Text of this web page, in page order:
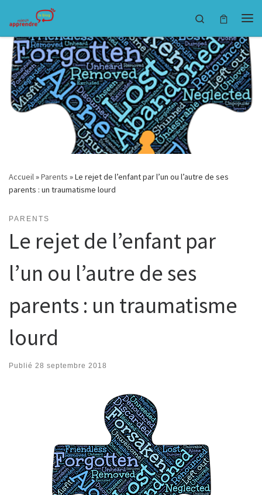
Passer au contenu Search
Accueil»Parents »Le rejet de l’enfant par l’un ou l’autre de ses
parents : un traumatisme lourd
PARENTS
Le rejet de l’enfant par
l’un ou l’autre de ses
parents : un traumatisme
lourd
Publié 28 septembre 2018